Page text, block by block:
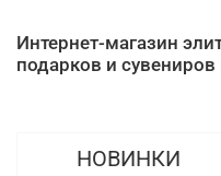
Интернет-магазин
подарков и сувениров
НОВИНКИ